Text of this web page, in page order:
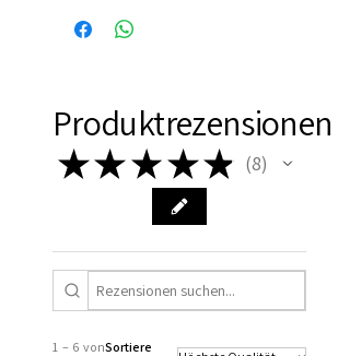
foto/afbeeldingen worden 1x
per week in productie
van start.
De levertijd is ongeveer 3
weken vanaf dat de productie
is gestart. Bestel voor
woensdagochtend 9 uur om uw
bestelling die week nog mee te
Produktrezensionen
★★ ★ ★★ 8
8
1 – 6 vonSortiere